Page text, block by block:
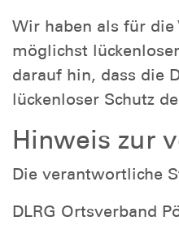
Wir haben als für die
möglichst
darauf hin, dass die
lückenloser Schutz
Hinweis zur
Die verantwortliche
DLRG Ortsverband